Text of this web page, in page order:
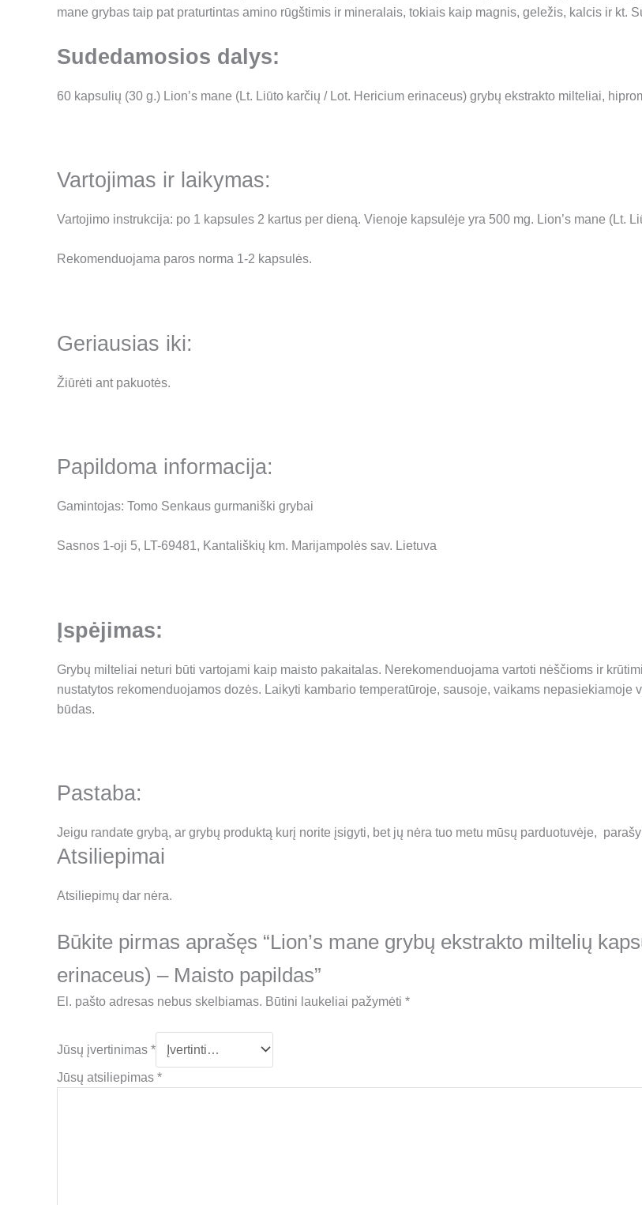
mane grybas taip pat praturtintas amino rūgštimis ir mineralais, tokiais kaip magnis, geležis, kalcis ir kt.
Sudedamosios dalys:
60 kapsulių (30 g.) Lion’s mane (Lt. Liūto karčių / Lot. Hericium erinaceus) grybų ekstrakto milteliai,
Vartojimas ir laikymas:
Vartojimo instrukcija: po 1 kapsules 2 kartus per dieną. Vienoje kapsulėje yra 500 mg. Lion’s mane (Lt.
Rekomenduojama paros norma 1-2 kapsulės.
Geriausias iki:
Žiūrėti ant pakuotės.
Papildoma informacija:
Gamintojas: Tomo Senkaus gurmaniški grybai
Sasnos 1-oji 5, LT-69481, Kantališkių km. Marijampolės sav. Lietuva
Įspėjimas:
Grybų milteliai neturi būti vartojami kaip maisto pakaitalas. Nerekomenduojama vartoti nėščioms ir
nustatytos rekomenduojamos dozės. Laikyti kambario temperatūroje, sausoje, vaikams
būdas.
Pastaba:
Jeigu randate grybą, ar grybų produktą kurį norite įsigyti, bet jų nėra tuo metu mūsų parduotuvėje,
Atsiliepimai
Atsiliepimų dar nėra.
Būkite pirmas aprašęs “Lion’s mane grybų ekstrakto miltelių
erinaceus) – Maisto papildas”
El. pašto adresas nebus skelbiamas. Būtini laukeliai pažymėti *
Jūsų įvertinimas *
Jūsų atsiliepimas *